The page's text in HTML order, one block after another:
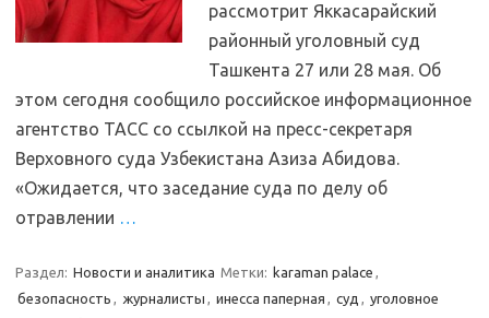
рассмотрит Яккасарайский
районный уголовный суд
Ташкента 27 или 28 мая. Об
этом сегодня сообщило российское информационное
агентство ТАСС со ссылкой на пресс-секретаря
Верховного суда Узбекистана Азиза Абидова.
«Ожидается, что заседание суда по делу об
отравлении …
Раздел: Новости и аналитика Метки: karaman palace ,
безопасность , журналисты , инесса паперная , суд , уголовное